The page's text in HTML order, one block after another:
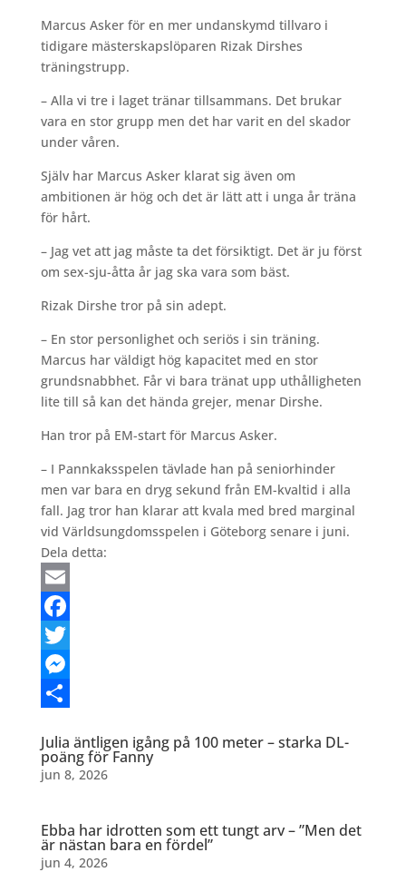
Marcus Asker för en mer undanskymd tillvaro i
tidigare mästerskapslöparen Rizak Dirshes
träningstrupp.
– Alla vi tre i laget tränar tillsammans. Det brukar
vara en stor grupp men det har varit en del skador
under våren.
Själv har Marcus Asker klarat sig även om
ambitionen är hög och det är lätt att i unga år träna
för hårt.
– Jag vet att jag måste ta det försiktigt. Det är ju först
om sex-sju-åtta år jag ska vara som bäst.
Rizak Dirshe tror på sin adept.
– En stor personlighet och seriös i sin träning.
Marcus har väldigt hög kapacitet med en stor
grundsnabbhet. Får vi bara tränat upp uthålligheten
lite till så kan det hända grejer, menar Dirshe.
Han tror på EM-start för Marcus Asker.
– I Pannkaksspelen tävlade han på seniorhinder
men var bara en dryg sekund från EM-kvaltid i alla
fall. Jag tror han klarar att kvala med bred marginal
vid Världsungdomsspelen i Göteborg senare i juni.
Dela detta:
Email
Facebook
Twitter
Messenger
Julia äntligen igång på 100 meter – starka DL-
poäng för Fanny
jun 8, 2026
Ebba har idrotten som ett tungt arv – ”Men det
är nästan bara en fördel”
jun 4, 2026